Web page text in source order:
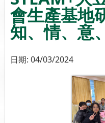
會生產基地
知、情、意
日期: 04/03/2024